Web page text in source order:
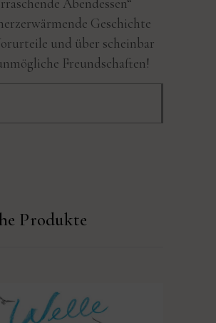
Geschichte
und über scheinbar
Freundschaften!
Produkte